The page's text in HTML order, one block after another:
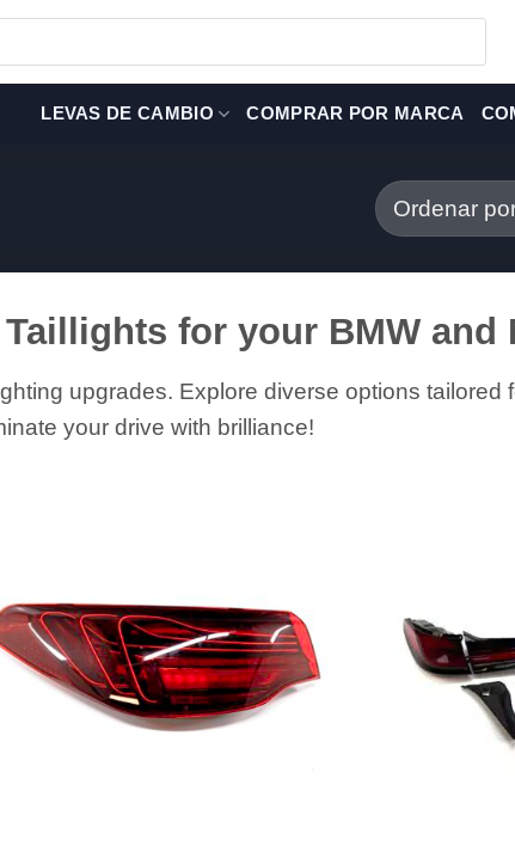
LEVAS DE CAMBIO COMPRAR POR MARCA
for your BMW and
upgrades. Explore diverse options tailored
your drive with brilliance!